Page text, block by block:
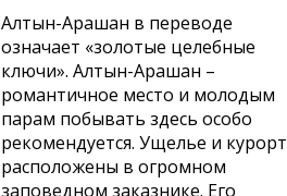
Алтын-Арашан в переводе
означает «золотые целебные
ключи». Алтын-Арашан –
романтичное место и молодым
парам побывать здесь особо
рекомендуется. Ущелье и курорт
расположены в огромном
заповедном заказнике. Его